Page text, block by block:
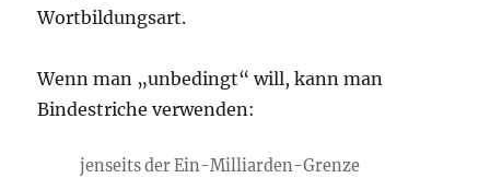
Wortbildungsart.
Wenn man „unbedingt“ will, kann man
Bindestriche verwenden:
jenseits der Ein-Milliarden-Grenze